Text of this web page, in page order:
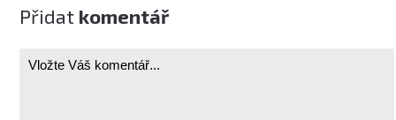
Přidat komentář